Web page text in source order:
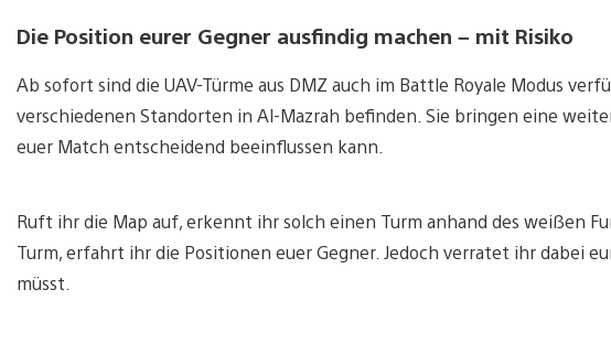
Die Position eurer Gegner ausfindig machen – mit Risiko
Ab sofort sind die UAV-Türme aus DMZ auch im Battle Royale Modus
verschiedenen Standorten in Al-Mazrah befinden. Sie bringen eine
euer Match entscheidend beeinflussen kann.
Ruft ihr die Map auf, erkennt ihr solch einen Turm anhand des weißen
Turm, erfahrt ihr die Positionen euer Gegner. Jedoch verratet ihr dabei
müsst.